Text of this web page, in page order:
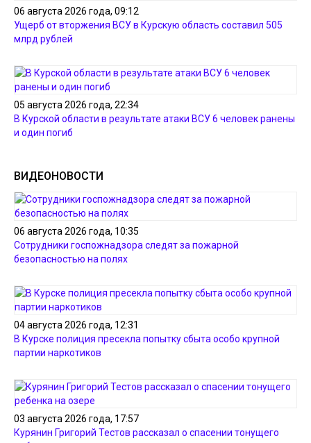
06 августа 2026 года, 09:12
Ущерб от вторжения ВСУ в Курскую область составил 505
млрд рублей
05 августа 2026 года, 22:34
В Курской области в результате атаки ВСУ 6 человек ранены
и один погиб
ВИДЕОНОВОСТИ
06 августа 2026 года, 10:35
Сотрудники госпожнадзора следят за пожарной
безопасностью на полях
04 августа 2026 года, 12:31
В Курске полиция пресекла попытку сбыта особо крупной
партии наркотиков
03 августа 2026 года, 17:57
Курянин Григорий Тестов рассказал о спасении тонущего